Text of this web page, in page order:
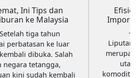
Ini Tips dan
ke Malaysia
tiga tahun
perbatasan ke luar
dibuka. Salah
negara tetangga,
kini sudah kembali
Impor